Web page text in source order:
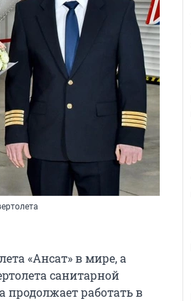
«Ансат» в мире, а
санитарной
работать в